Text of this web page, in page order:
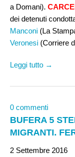
a Domani).
dei detenuti
Manconi (La
Veronesi (Corriere
Leggi tutto →
0 commenti
BUFERA 5
MIGRANTI.
2 Settembre 2016